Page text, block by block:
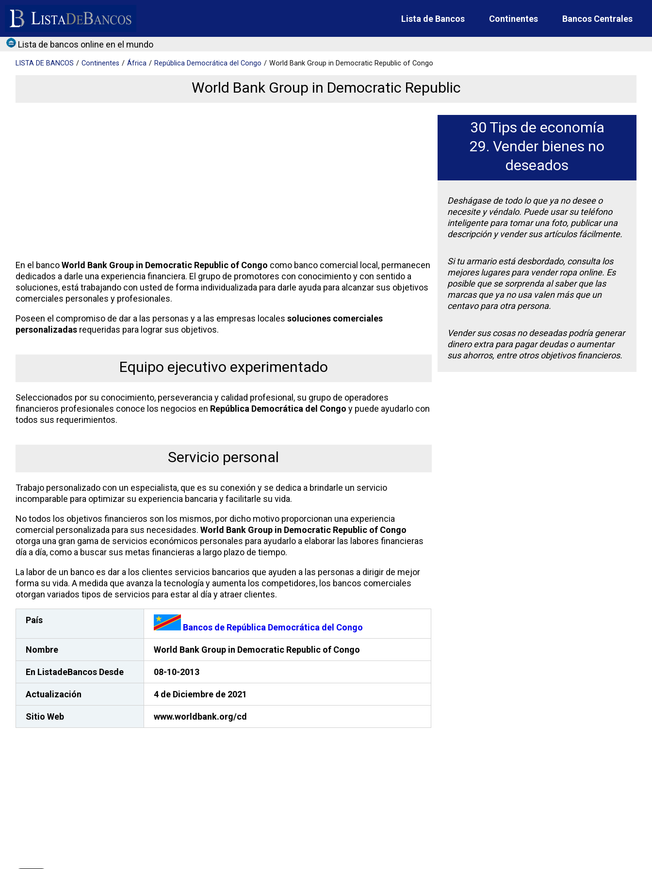
Lista de bancos online en el mundo
Lista de Bancos Continentes Bancos Centrales
LISTA DE BANCOS Continentes África República Democrática del Congo World Bank Group in Democratic Republic of Congo
World Bank Group in Democratic Republic
En el bancoWorld Bank Group in Democratic Republic of Congo como banco comercial local, permanecen
dedicados a darle una experiencia financiera. El grupo de promotores con conocimiento y con sentido a
soluciones, está trabajando con usted de forma individualizada para darle ayuda para alcanzar sus objetivos
comerciales personales y profesionales.
Poseen el compromiso de dar a las personas y a las empresas locales soluciones comerciales
personalizadas requeridas para lograr sus objetivos.
Equipo ejecutivo experimentado
Seleccionados por su conocimiento, perseverancia y calidad profesional, su grupo de operadores
financieros profesionales conoce los negocios en República Democrática del Congo y puede ayudarlo con
todos sus requerimientos.
Servicio personal
Trabajo personalizado con un especialista, que es su conexión y se dedica a brindarle un servicio
incomparable para optimizar su experiencia bancaria y facilitarle su vida.
No todos los objetivos financieros son los mismos, por dicho motivo proporcionan una experiencia
comercial personalizada para sus necesidades. World Bank Group in Democratic Republic of Congo
otorga una gran gama de servicios económicos personales para ayudarlo a elaborar las labores financieras
día a día, como a buscar sus metas financieras a largo plazo de tiempo.
La labor de un banco es dar a los clientes servicios bancarios que ayuden a las personas a dirigir de mejor
forma su vida. A medida que avanza la tecnología y aumenta los competidores, los bancos comerciales
otorgan variados tipos de servicios para estar al día y atraer clientes.
País
Bancos de República Democrática del Congo
Nombre World Bank Group in Democratic Republic of Congo
En ListadeBancos Desde 08-10-2013
Actualización 4 de Diciembre de 2021
Sitio Web www.worldbank.org/cd
30 Tips de economía
29. Vender bienes no
deseados
Deshágase de todo lo que ya no desee o
necesite y véndalo. Puede usar su teléfono
inteligente para tomar una foto, publicar una
descripción y vender sus artículos fácilmente.
Si tu armario está desbordado, consulta los
mejores lugares para vender ropa online. Es
posible que se sorprenda al saber que las
marcas que ya no usa valen más que un
centavo para otra persona.
Vender sus cosas no deseadas podría generar
dinero extra para pagar deudas o aumentar
sus ahorros, entre otros objetivos financieros.